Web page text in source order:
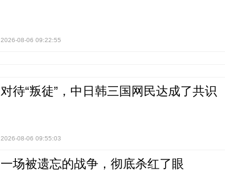
2026-08-06 09:22:55
对待“叛徒”，中日韩三国网民达成了共识
2026-08-06 09:55:03
一场被遗忘的战争，彻底杀红了眼